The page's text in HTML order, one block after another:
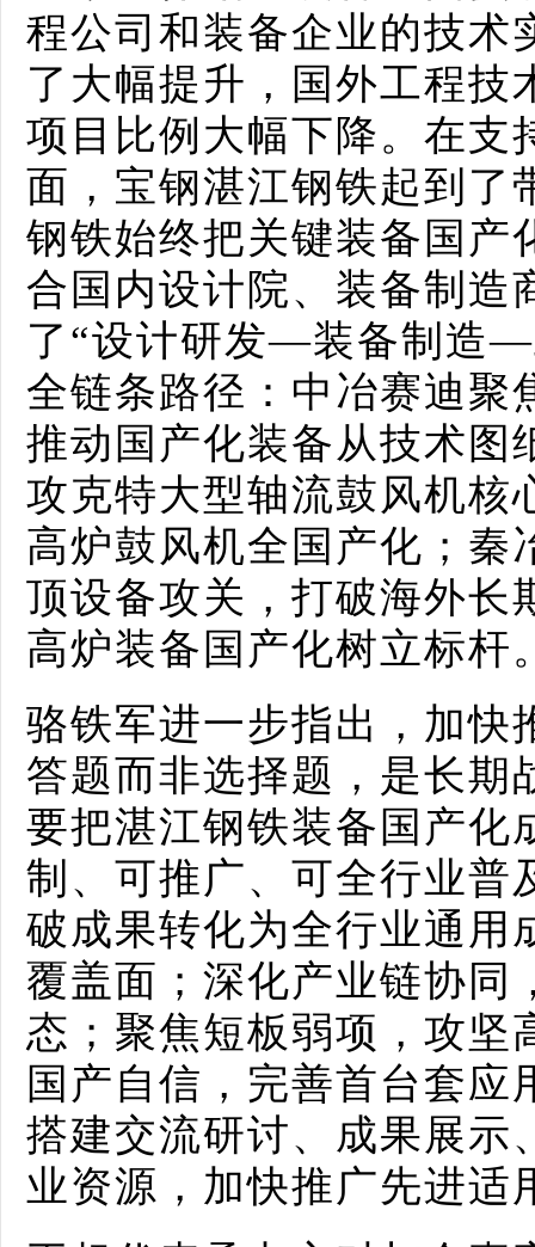
程公司和装备企业的技术
了大幅提升，国外工程技
项目比例大幅下降。在支
面，宝钢湛江钢铁起到了
钢铁始终把关键装备国产
合国内设计院、装备制造
了“设计研发—装备制造
全链条路径：中冶赛迪聚
推动国产化装备从技术图
攻克特大型轴流鼓风机核
高炉鼓风机全国产化；秦
顶设备攻关，打破海外长
高炉装备国产化树立标杆
骆铁军进一步指出，加快
答题而非选择题，是长期
要把湛江钢铁装备国产化
制、可推广、可全行业普
破成果转化为全行业通用
覆盖面；深化产业链协同
态；聚焦短板弱项，攻坚
国产自信，完善首台套
搭建交流研讨、成果展示
业资源，加快推广先进适